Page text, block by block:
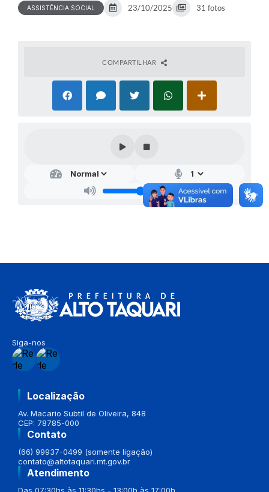
ASSISTÊNCIA SOCIAL 23/10/2025 31 fotos
COMPARTILHAR
Siga-nos
Localização
Av. Macario Subtil de Oliveira, 848
CEP: 78785-000
Contato
(66) 99937-0499 (somente ligação)
contato@altotaquari.mt.gov.br
Atendimento
Das 07:30hs às 11:30hs - 13:00h às 17:00h